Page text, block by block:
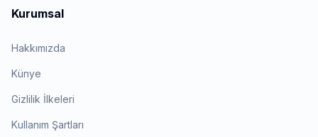
Kurumsal
Hakkımızda
Künye
Gizlilik İlkeleri
Kullanım Şartları